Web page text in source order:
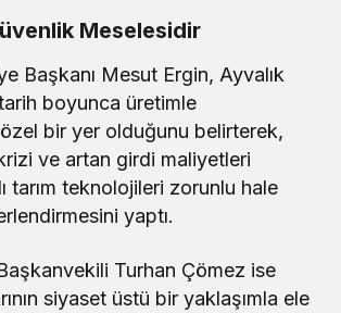
Meselesidir
Başkanı Mesut Ergin, Ayvalık
boyunca üretimle
özel bir yer olduğunu belirterek,
ve artan girdi maliyetleri
tarım teknolojileri zorunlu hale
yaptı.
Turhan Çömez ise
siyaset üstü bir yaklaşımla ele